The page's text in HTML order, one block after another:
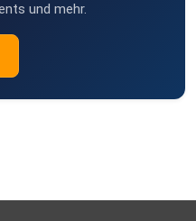
und mehr.